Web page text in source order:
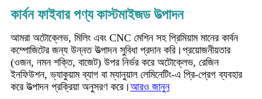
কার্বন ফাইবার পণ্য কাস্টমাইজড উত্পাদন
আমরা অটোক্লেভ, মিলিং এবং CNC মেশিন সহ প্রিমিয়াম মানের কার্বন
কম্পোজিটের জন্য উন্নত উত্পাদন সুবিধা প্রদান করি।প্রয়োজনীয়তার
(ওজন, নমন শক্তি, বাজেট) উপর নির্ভর করে অটোক্লেভ, রেজিন
ইনফিউশন, ভ্যাকুয়াম ব্যাগ বা ম্যানুয়াল লেমিনেটিং-এ প্রি-প্রেগ ব্যবহার
করে উত্পাদন প্রক্রিয়া অনুসরণ করে। আরও জানুন